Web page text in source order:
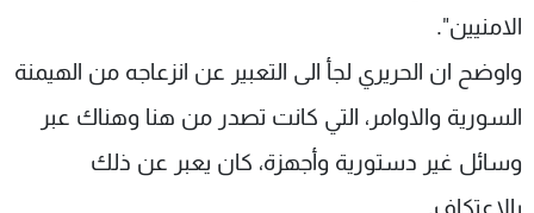
الامنيين".
واوضح ان الحريري لجأ الى التعبير عن انزعاجه من الهيمنة
السورية والاوامر، التي كانت تصدر من هنا وهناك عبر
وسائل غير دستورية وأجهزة، كان يعبر عن ذلك
بالاعتكاف.